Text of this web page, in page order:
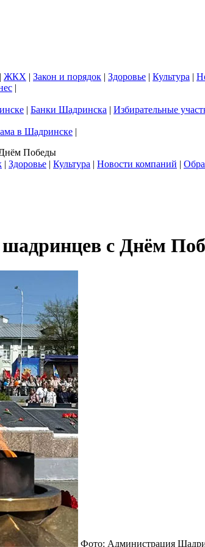
| ЖКХ | Закон и порядок | Здоровье | Культура |
|
| Банки Шадринска | Избирательные
в Шадринске |
Победы
| Здоровье | Культура | Новости компаний |
шадринцев с Днём
Фото: Администрация